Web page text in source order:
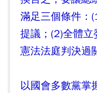
滿足三個條件：
提議；(2)全體
憲法法庭判決過
以國會多數黨掌